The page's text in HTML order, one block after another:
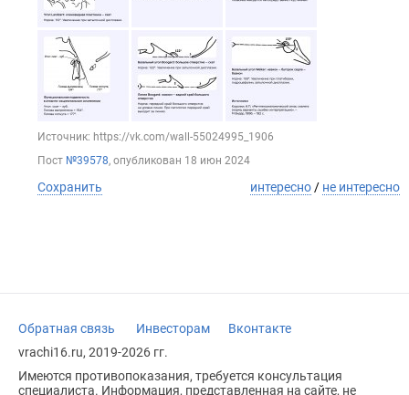
Источник: https://vk.com/wall-55024995_1906
Пост №39578, опубликован 18 июн 2024
Сохранить интересно / не интересно
Обратная связь Инвесторам
Вконтакте
vrachi16.ru, 2019-2026 гг.
Имеются противопоказания, требуется консультация
специалиста. Информация, представленная на сайте, не